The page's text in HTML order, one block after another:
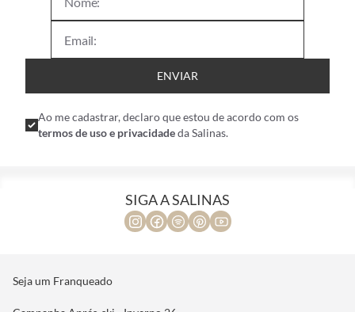
ENVIAR
Ao me cadastrar, declaro que estou de acordo com os
termos de uso e privacidadeda Salinas.
SIGA A SALINAS
Seja um Franqueado